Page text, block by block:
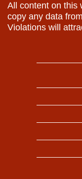
All content on this
copy any data
Violations will